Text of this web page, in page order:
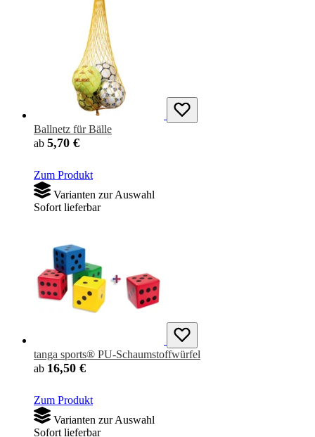
Ballnetz für Bälle
ab 5,70 €
Zum Produkt
Varianten zur Auswahl
Sofort lieferbar
tanga sports® PU-Schaumstoffwürfel
ab 16,50 €
Zum Produkt
Varianten zur Auswahl
Sofort lieferbar